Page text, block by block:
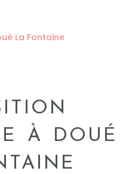
La Fontaine
À DOUÉ